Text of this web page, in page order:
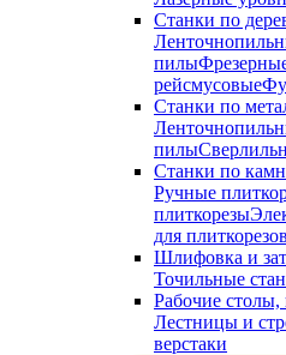
Станки по
пилы
рейсмусовые
Станки по
пилы
Станки по
Ручные
плиткорезы
для
Шлифовка и
Точильные
Рабочие столы,
Лестницы и
верстаки